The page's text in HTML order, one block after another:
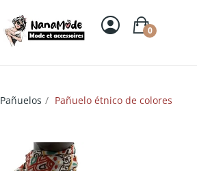
0
Pañuelos
Pañuelo étnico de colores